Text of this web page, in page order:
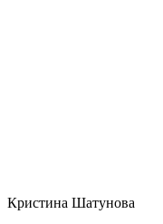
Кристина Шатунова